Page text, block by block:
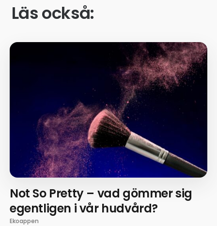
Läs också:
Not So Pretty – vad gömmer sig
egentligen i vår hudvård?
Ekoappen